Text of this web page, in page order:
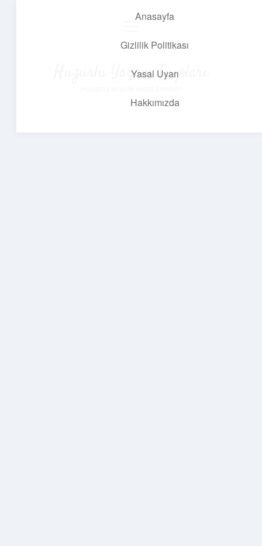
Anasayfa
Gizlilik Politikası
Yasal Uyarı
Hakkımızda
Huzurlu Yaşam Tüyoları